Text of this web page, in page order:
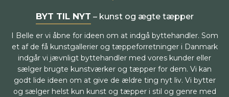
BYT TIL NYT – kunst og ægte tæpper
I Belle er vi åbne for ideen om at indgå byttehandler. Som
et af de få kunstgallerier og tæppeforretninger i Danmark
indgår vi jævnligt byttehandler med vores kunder eller
sælger brugte kunstværker og tæpper for dem. Vi kan
godt lide ideen om at give de ældre ting nyt liv. Vi bytter
og sælger helst kun kunst og tæpper i stil og genre med